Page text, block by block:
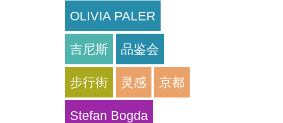
OLIVIA PALER
吉尼斯 品鉴会
步行街 灵感 京都
Stefan Bogda